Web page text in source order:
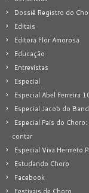
Dossiê Registro do
Editais
Editora Flor Amorosa
Educação
Entrevistas
Especial
Especial Abel Ferreira
Especial Jacob do
Especial Pais do
contar
Especial Viva Hermeto
Estudando Choro
Facebook